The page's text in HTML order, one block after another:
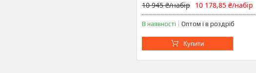
10 945 ₴/набір 10 178,85 ₴/набір
В наявності Оптом і в роздріб
Купити